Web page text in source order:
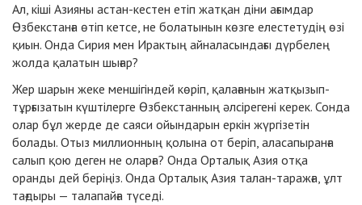
Ал, кіші Азияны астан-кестен етіп жатқан діни ағымдар
Өзбекстанға өтіп кетсе, не болатынын көзге елестетудің өзі
қиын. Онда Сирия мен Ирактың айналасындағы дүрбелең
жолда қалатын шығар?
Жер шарын жеке меншігіндей көріп, қалағанын жатқызып-
тұрғызатын күштілерге Өзбекстанның әлсірегені керек. Сонда
олар бұл жерде де саяси ойындарын еркін жүргізетін
болады. Отыз миллионның қолына от беріп, аласапыранға
салып қою деген не оларға? Онда Орталық Азия отқа
оранды дей беріңіз. Онда Орталық Азия талан-таражға, ұлт
тағдыры — талапайға түседі.